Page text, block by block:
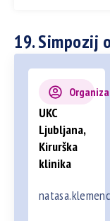
19. Simpozij
UKC
Ljubljana,
Kirurška
klinika